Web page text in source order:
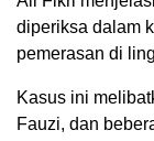
diperiksa dalam
pemerasan di
Kasus ini
Fauzi, dan